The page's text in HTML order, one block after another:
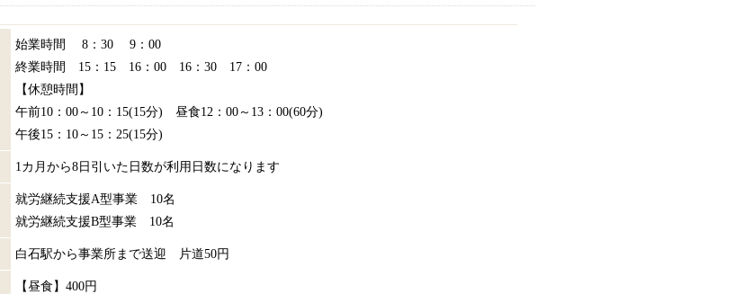
始業時間 8：30 9：00
終業時間 15：15 16：00 16：30 17：00
【休憩時間】
午前10：00～10：15(15分) 昼食12：00～13：00(60分)
午後15：10～15：25(15分)
1カ月から8日引いた日数が利用日数になります
就労継続支援A型事業 10名
就労継続支援B型事業 10名
白石駅から事業所まで送迎 片道50円
【昼食】400円